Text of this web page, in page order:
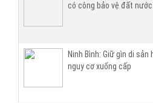
có công bảo vệ đất nước
Ninh Bình: Giữ gìn di
nguy cơ xuống cấp